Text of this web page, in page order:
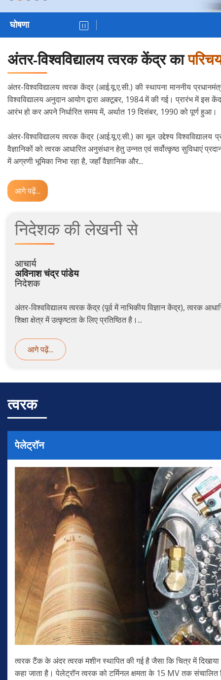
घोषणा
अंतर-विश्वविद्यालय त्वरक केंद्र का
अंतर-विश्वविद्यालय त्वरक केंद्र (आई.यू.ए.सी.) की स्थापना माननीय
विश्‍वविद्यालय अनुदान आयोग द्वारा अक्टूबर, 1984 में की गई। प्रारंभ में इस
आरंभ हो कर अपने निर्धारित समय में, अर्थात 19 दिसंबर, 1990 को पूर्ण हुआ।
अंतर-विश्वविद्यालय त्वरक केंद्र (आई.यू.ए.सी.) का मूल उद्देश्य विश्वविद्यालय
वैज्ञानिकों को त्वरक आधारित अनुसंधान हेतु उन्नत एवं सर्वोत्कृष्ठ सुविधाएं
में अग्रणी भूमिका निभा रहा है, जहाँ वैज्ञानिक और...
आगे पढ़ें...
निदेशककीलेखनी से
आचार्य
अविनाश चंद्र पांडेय
निदेशक
अंतर-विश्वविद्यालय त्वरक केंद्र (पूर्व में नाभिकीय विज्ञान केंद्र), त्वरक
शिक्षा क्षेत्र में उत्कृष्टता के लिए प्रतिष्ठित है।...
आगे पढ़ें...
त्वरक
पेलेट्रॉन
त्वरक टैंक के अंदर त्वरक मशीन स्थापित की गई है जैसा कि चित्र में
कहा जाता है। पेलेट्रॉन त्वरक को टर्मिनल क्षमता के 15 MV तक